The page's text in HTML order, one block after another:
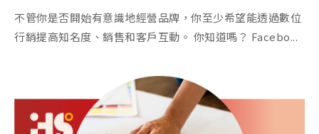
不管你是否開始有意識地經營品牌，你至少希望能透過數位
行銷提高知名度、銷售和客戶互動。 你知道嗎？ Facebo...